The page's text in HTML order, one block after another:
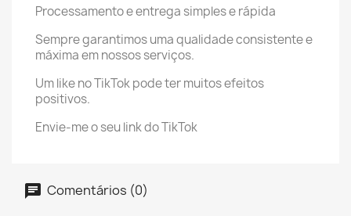
Processamento e entrega simples e rápida
Sempre garantimos uma qualidade consistente e
máxima em nossos serviços.
Um like no TikTok pode ter muitos efeitos
positivos.
Envie-me o seu link do TikTok
Comentários (0)